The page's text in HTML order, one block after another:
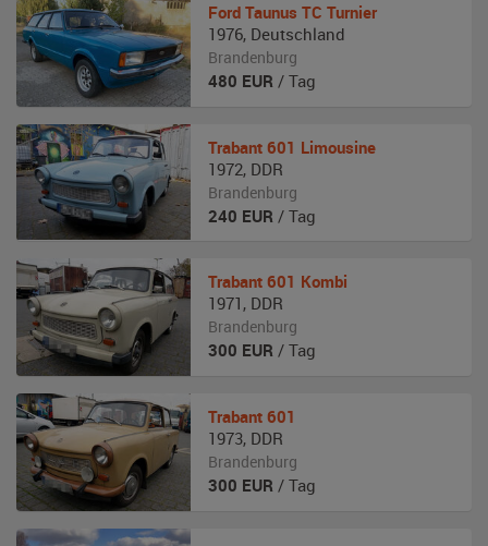
Ford Taunus TC Turnier
1976, Deutschland
Brandenburg
480 EUR / Tag
Trabant 601 Limousine
1972, DDR
Brandenburg
240 EUR / Tag
Trabant 601 Kombi
1971 , DDR
Brandenburg
300 EUR / Tag
Trabant 601
1973, DDR
Brandenburg
300 EUR / Tag